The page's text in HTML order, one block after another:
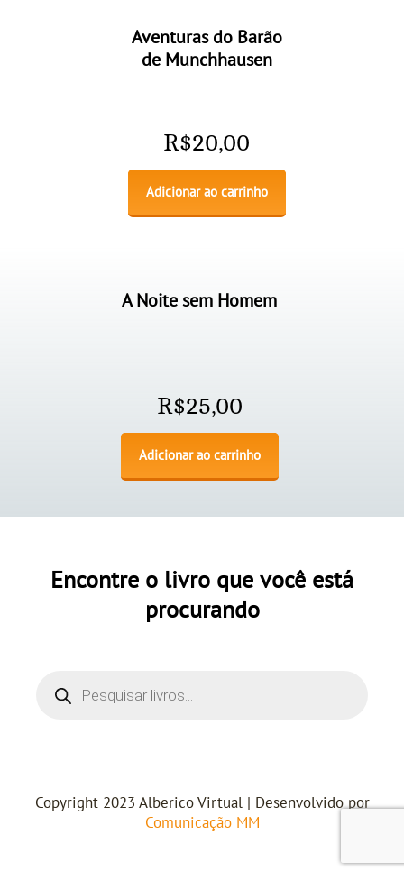
Aventuras do Barão
de Munchhausen
R$20,00
Adicionar ao carrinho
A Noite sem Homem
R$25,00
Adicionar ao carrinho
Encontre o livro que você está
procurando
Copyright 2023 Alberico Virtual | Desenvolvido por
Comunicação MM